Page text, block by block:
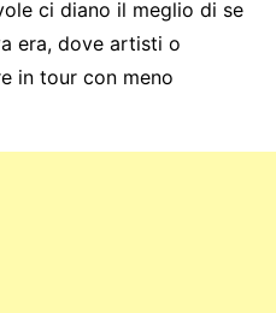
ci diano il meglio di se
era, dove artisti o
in tour con meno